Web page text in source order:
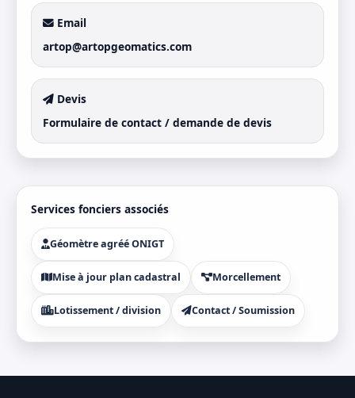
Email
artop@artopgeomatics.com
Devis
Formulaire de contact / demande de devis
Services fonciers associés
Géomètre agréé ONIGT
Mise à jour plan cadastral Morcellement
Lotissement / division Contact / Soumission